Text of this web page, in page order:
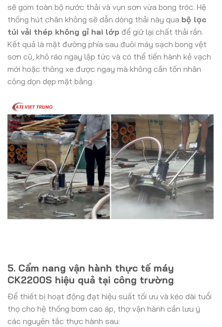
sẽ gom toàn bộ nước thải và vụn sơn vừa bong tróc. Hệ
thống hút chân không sẽ dẫn dòng thải này qua bộ lọc
túi vải thép không gỉ hai lớp để giữ lại chất thải rắn.
Kết quả là mặt đường phía sau đuôi máy sạch bong vệt
sơn cũ, khô ráo ngay lập tức và có thể tiến hành kẻ vạch
mới hoặc thông xe được ngay mà không cần tốn nhân
công dọn dẹp mặt bằng.
5. Cẩm nang vận hành thực tế máy
CK2200S hiệu quả tại công trường
Để thiết bị hoạt động đạt hiệu suất tối ưu và kéo dài tuổi
thọ cho hệ thống bơm cao áp, thợ vận hành cần lưu ý
các nguyên tắc thực hành sau: